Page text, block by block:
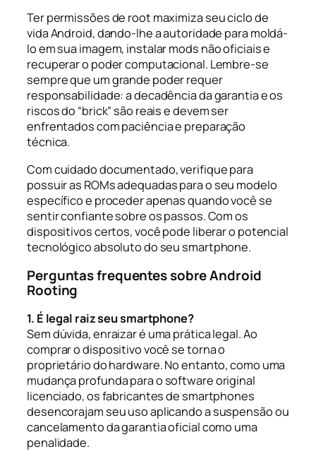
Ter permissões de root maximiza seu ciclo de
vida Android, dando-lhe a autoridade para moldá-
lo em sua imagem, instalar mods não oficiais e
recuperar o poder computacional. Lembre-se
sempre que um grande poder requer
responsabilidade: a decadência da garantia e os
riscos do “brick” são reais e devem ser
enfrentados com paciência e preparação
técnica.
Com cuidado documentado, verifique para
possuir as ROMs adequadas para o seu modelo
específico e proceder apenas quando você se
sentir confiante sobre os passos. Com os
dispositivos certos, você pode liberar o potencial
tecnológico absoluto do seu smartphone.
Perguntas frequentes sobre Android
Rooting
1. É legal raiz seu smartphone?
Sem dúvida, enraizar é uma prática legal. Ao
comprar o dispositivo você se torna o
proprietário do hardware. No entanto, como uma
mudança profunda para o software original
licenciado, os fabricantes de smartphones
desencorajam seu uso aplicando a suspensão ou
cancelamento da garantia oficial como uma
penalidade.